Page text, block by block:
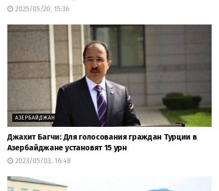
2025/05/20, 15:36
АЗЕРБАЙДЖАН
Джахит Багчи: Для голосования граждан Турции в
Азербайджане установят 15 урн
2023/05/03, 16:48